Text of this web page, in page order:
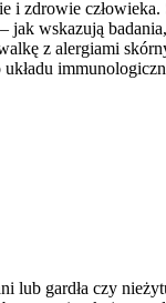
zdrowie
wskazują
z alergiami
gardła czy